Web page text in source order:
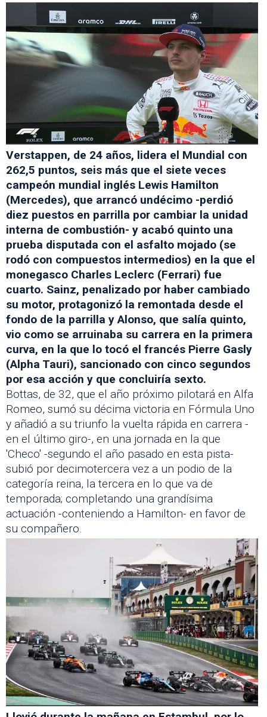
Verstappen, de 24 años, lidera el Mundial con
262,5 puntos, seis más que el siete veces
campeón mundial inglés Lewis Hamilton
(Mercedes), que arrancó undécimo -perdió
diez puestos en parrilla por cambiar la unidad
interna de combustión- y acabó quinto una
prueba disputada con el asfalto mojado (se
rodó con compuestos intermedios) en la que el
monegasco Charles Leclerc (Ferrari) fue
cuarto. Sainz, penalizado por haber cambiado
su motor, protagonizó la remontada desde el
fondo de la parrilla y Alonso, que salía quinto,
vio como se arruinaba su carrera en la primera
curva, en la que lo tocó el francés Pierre Gasly
(Alpha Tauri), sancionado con cinco segundos
por esa acción y que concluiría sexto.
Bottas, de 32, que el año próximo pilotará en Alfa
Romeo, sumó su décima victoria en Fórmula Uno
y añadió a su triunfo la vuelta rápida en carrera -
en el último giro-, en una jornada en la que
'Checo' -segundo el año pasado en esta pista-
subió por decimotercera vez a un podio de la
categoría reina, la tercera en lo que va de
temporada; completando una grandísima
actuación -conteniendo a Hamilton- en favor de
su compañero.